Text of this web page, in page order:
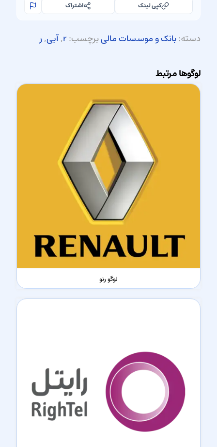
کپی لینک اشتراک
دسته:بانک و موسسات مالیبرچسب:r
,آبی,ر
لوگوها مرتبط
لوگو رنو